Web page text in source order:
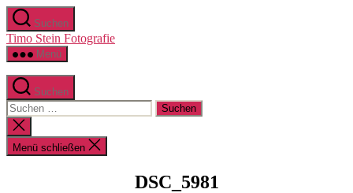
Zum
Inhalt
springen
Suchen
Timo Stein Fotografie
Menü
Suchen
Suchen
nach:
Suche
schließen
Menü schließen
DSC_5981